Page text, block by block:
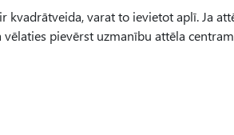
kvadrātveida, varat to ievietot aplī. Ja
pievērst uzmanību attēla